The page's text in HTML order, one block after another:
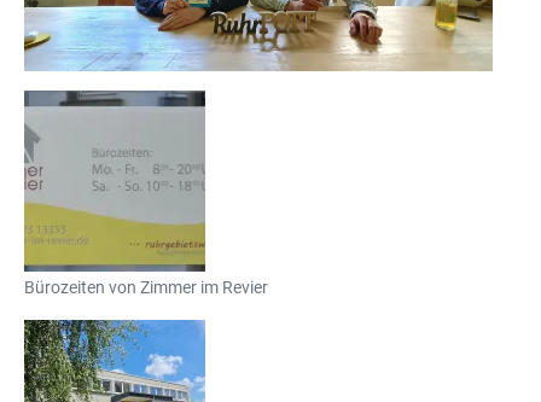
Bürozeiten von Zimmer im Revier